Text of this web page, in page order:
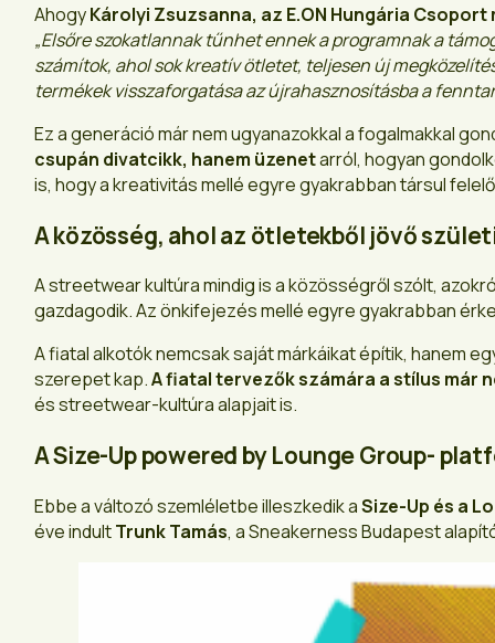
AhogyKárolyi Zsuzsanna, az E.ON Hungária
„Elsőre szokatlannak tűnhet ennek a programnak a
számítok, ahol sok kreatív ötletet, teljesen új
termékek visszaforgatása az újrahasznosításba a
Ez a generáció már nem ugyanazokkal a fogalmakkal
csupán divatcikk, hanem üzenetarról, hogyan
is, hogy a kreativitás mellé egyre gyakrabban társul
A közösség, ahol az ötletekből jövő
A streetwear kultúra mindig is a közösségről szólt,
gazdagodik. Az önkifejezés mellé egyre gyakrabban
A fiatal alkotók nemcsak saját márkáikat építik, hanem
szerepet kap.A fiatal tervezők számára a stílus már
és streetwear-kultúra alapjait is.
A Size-Up powered by Lounge Group-
Ebbe a változó szemléletbe illeszkedik aSize-Up és a
éve indultTrunk Tamás, a Sneakerness Budapest